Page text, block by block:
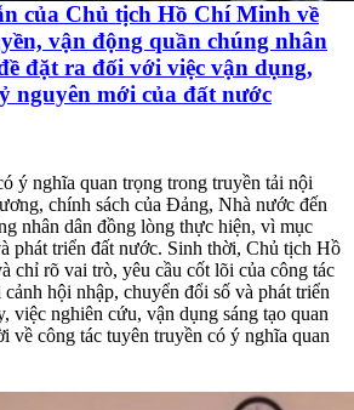
của Chủ tịch Hồ Chí Minh về
vận động quần chúng nhân
đặt ra đối với việc vận dụng,
nguyên mới của đất nước
ý nghĩa quan trọng trong truyền tải nội
chính sách của Đảng, Nhà nước đến
nhân dân đồng lòng thực hiện, vì mục
phát triển đất nước. Sinh thời, Chủ tịch Hồ
chỉ rõ vai trò, yêu cầu cốt lõi của công tác
hội nhập, chuyển đổi số và phát triển
việc nghiên cứu, vận dụng sáng tạo quan
về công tác tuyên truyền có ý nghĩa quan